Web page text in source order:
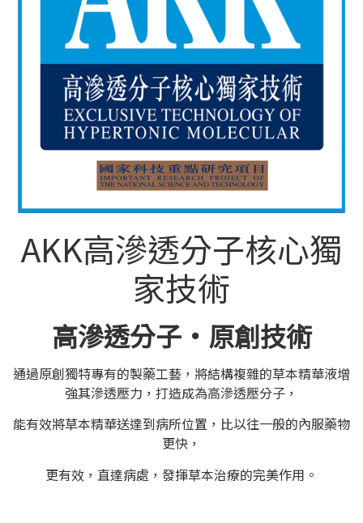
AKK⾼滲透分⼦核⼼獨
家技術
高滲透分子·原創技術
通過原創獨特專有的製藥工藝，將結構複雜的草本精華液增
強其滲透壓力，打造成為高滲透壓分子，
能有效將草本精華送達到病所位置，比以往一般的內服藥物
更快，
更有效，直達病處，發揮草本治療的完美作用。